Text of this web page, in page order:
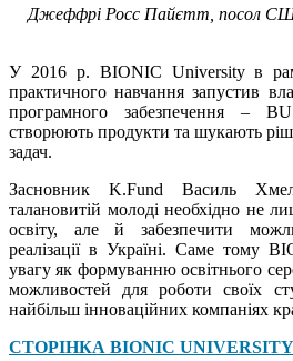
Джеффрі Росс Пайєтт, посол
У 2016 р. BIONIC University в
практичного навчання запустив
програмного забезпечення –
створюють продукти та шукають
задач.
Засновник K.Fund Василь
талановитій молоді необхідно не
освіту, але й забезпечити
реалізації в Україні. Саме тому
увагу як формуванню освітнього
можливостей для роботи своїх
найбільш інноваційних компаніях
СТОРІНКА BIONIC UNIVERSITY